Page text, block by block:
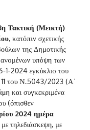
Τακτική (Μεικτή)
, κατόπιν σχετικής
της Δημοτικής
υπόψη των
1-2024 εγκύκλιο του
11 του Ν.5043/2023 (Α’
και συγκεκριμένα
(όπισθεν
2024 ημέρα
τηλεδιάσκεψη, με